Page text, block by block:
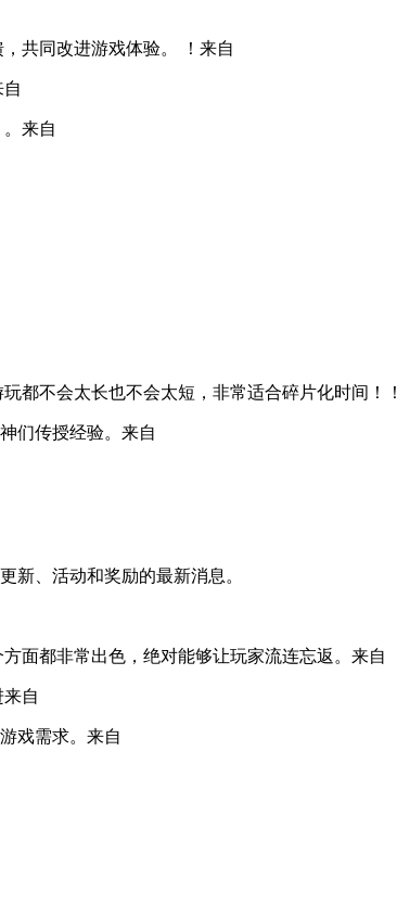
共同改进游戏体验。 ！ 来自
自
来自
都不会太长也不会太短，非常适合碎片化时间！！
们传授经验。 来自
新、活动和奖励的最新消息。
面都非常出色，绝对能够让玩家流连忘返。 来自
来自
戏需求。 来自